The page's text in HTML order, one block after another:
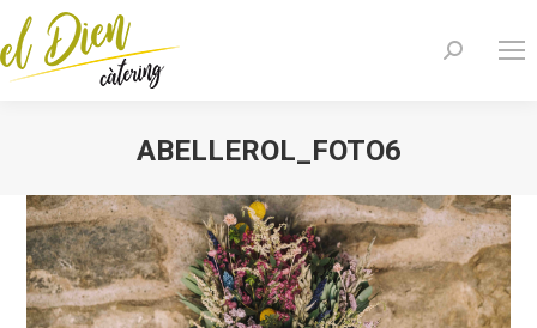
Search:
ABELLEROL_FOTO6
You are here: